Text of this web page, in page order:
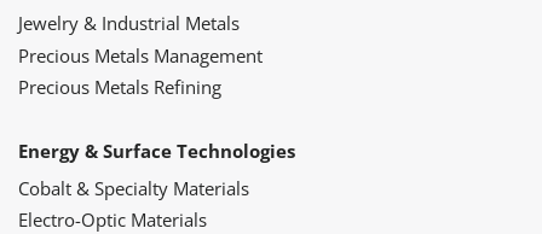
Jewelry & Industrial Metals
Precious Metals Management
Precious Metals Refining
Energy & Surface Technologies
Cobalt & Specialty Materials
Electro-Optic Materials